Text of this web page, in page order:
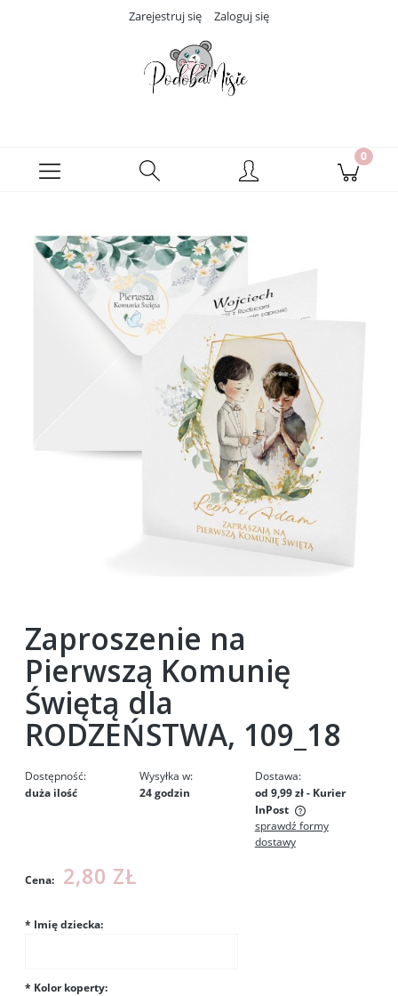
Zarejestruj się Zaloguj się
Zaproszenie na
Pierwszą Komunię
Świętą dla
RODZEŃSTWA, 109_18
Dostępność:
duża ilość
Wysyłka w:
24 godzin
Dostawa:
od 9,99 zł- Kurier
InPost
Cena nie zawiera ewentualnych kosztów płatności
sprawdź formy
dostawy
Cena: 2,80 ZŁ
* Imię dziecka:
* Kolor koperty: